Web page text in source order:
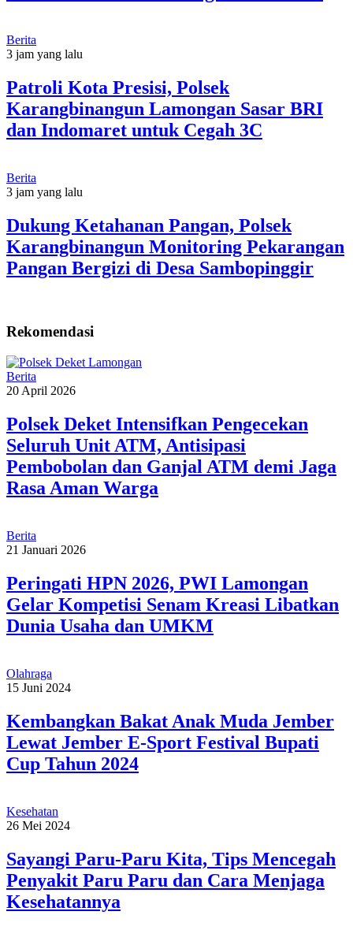
Berita
3 jam yang lalu
Patroli Kota Presisi, Polsek
Karangbinangun Lamongan Sasar BRI
dan Indomaret untuk Cegah 3C
Berita
3 jam yang lalu
Dukung Ketahanan Pangan, Polsek
Karangbinangun Monitoring Pekarangan
Pangan Bergizi di Desa Sambopinggir
Rekomendasi
Berita
20 April 2026
Polsek Deket Intensifkan Pengecekan
Seluruh Unit ATM, Antisipasi
Pembobolan dan Ganjal ATM demi Jaga
Rasa Aman Warga
Berita
21 Januari 2026
Peringati HPN 2026, PWI Lamongan
Gelar Kompetisi Senam Kreasi Libatkan
Dunia Usaha dan UMKM
Olahraga
15 Juni 2024
Kembangkan Bakat Anak Muda Jember
Lewat Jember E-Sport Festival Bupati
Cup Tahun 2024
Kesehatan
26 Mei 2024
Sayangi Paru-Paru Kita, Tips Mencegah
Penyakit Paru Paru dan Cara Menjaga
Kesehatannya